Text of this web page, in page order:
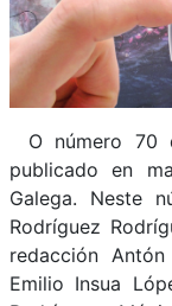
O número 70
publicado en
Galega. Neste
Rodríguez
redacción
Emilio Insua